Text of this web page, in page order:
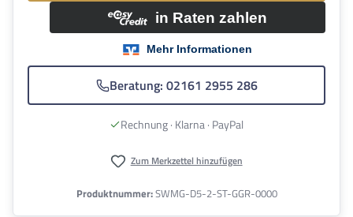
Beratung: 02161 2955 286
Rechnung · Klarna · PayPal
Zum Merkzettel hinzufügen
Produktnummer:SWMG-D5-2-ST-GGR-0000